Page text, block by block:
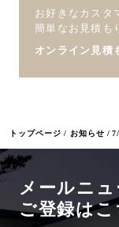
トップページ お知らせ
お好きなカスタ
簡単なお見積も
オンライン見積
メールニ
ご登録はこ